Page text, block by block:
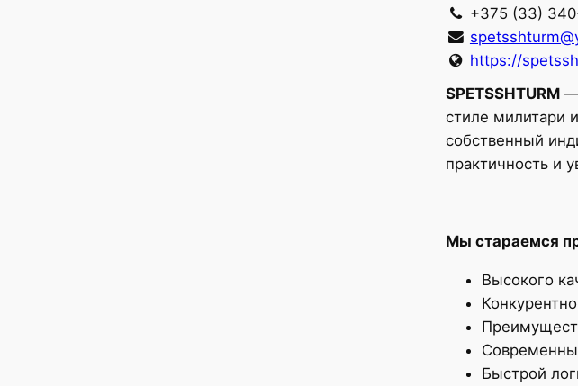
+375 (33)
https://
SPETSSHTURM—
стиле милитари
собственный
практичность и
Мы стараемся
Высокого
Быстрой